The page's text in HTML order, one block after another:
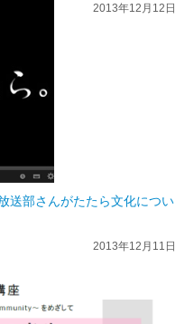
2013年12月12日
送部さんがたたら文化につい
2013年12月11日